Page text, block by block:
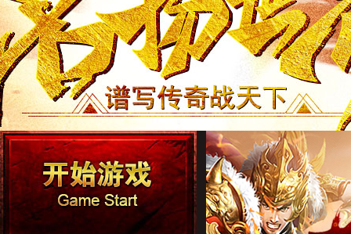
传奇世界1
传奇世界1
传奇世界2
传奇世界2
传奇世界3
传奇世界3
传奇世界4
传奇世界4
传奇世界5
传奇世界5